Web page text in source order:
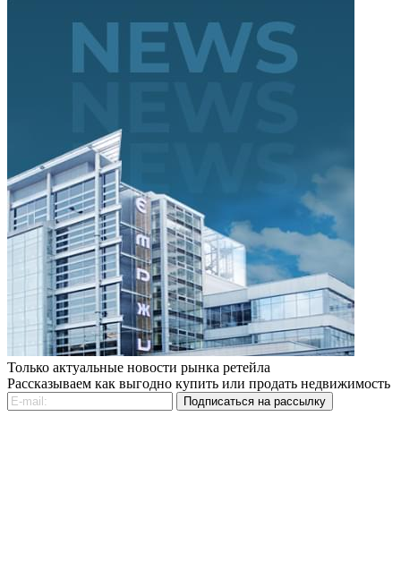
Только актуальные новости рынка ретейла
Рассказываем как выгодно купить или продать недвижимость